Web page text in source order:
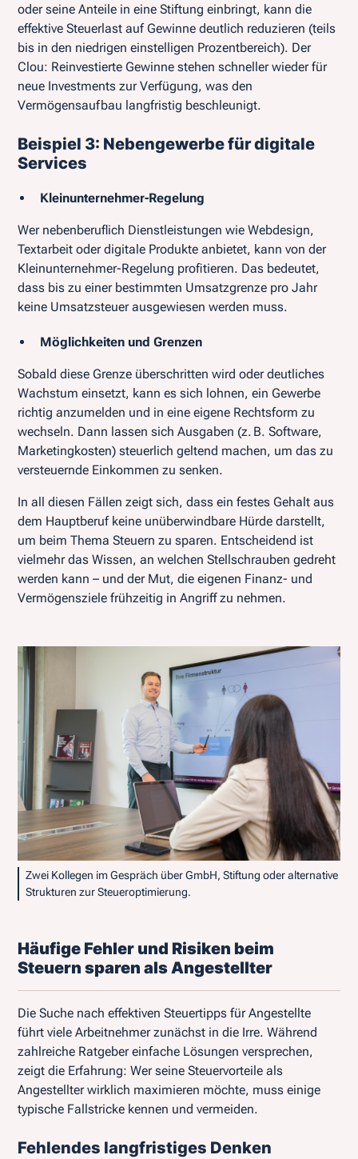
oder seine Anteile in eine Stiftung einbringt, kann die
effektive Steuerlast auf Gewinne deutlich reduzieren (teils
bis in den niedrigen einstelligen Prozentbereich). Der
Clou: Reinvestierte Gewinne stehen schneller wieder für
neue Investments zur Verfügung, was den
Vermögensaufbau langfristig beschleunigt.
Beispiel 3: Nebengewerbe für digitale
Services
Kleinunternehmer-Regelung
Wer nebenberuflich Dienstleistungen wie Webdesign,
Textarbeit oder digitale Produkte anbietet, kann von der
Kleinunternehmer-Regelung profitieren. Das bedeutet,
dass bis zu einer bestimmten Umsatzgrenze pro Jahr
keine Umsatzsteuer ausgewiesen werden muss.
Möglichkeiten und Grenzen
Sobald diese Grenze überschritten wird oder deutliches
Wachstum einsetzt, kann es sich lohnen, ein Gewerbe
richtig anzumelden und in eine eigene Rechtsform zu
wechseln. Dann lassen sich Ausgaben (z. B. Software,
Marketingkosten) steuerlich geltend machen, um das zu
versteuernde Einkommen zu senken.
In all diesen Fällen zeigt sich, dass ein festes Gehalt aus
dem Hauptberuf keine unüberwindbare Hürde darstellt,
um beim Thema Steuern zu sparen. Entscheidend ist
vielmehr das Wissen, an welchen Stellschrauben gedreht
werden kann – und der Mut, die eigenen Finanz- und
Vermögensziele frühzeitig in Angriff zu nehmen.
Zwei Kollegen im Gespräch über GmbH, Stiftung oder alternative
Strukturen zur Steueroptimierung.
Häufige Fehler und Risiken beim
Steuern sparen als Angestellter
Die Suche nach effektiven Steuertipps für Angestellte
führt viele Arbeitnehmer zunächst in die Irre. Während
zahlreiche Ratgeber einfache Lösungen versprechen,
zeigt die Erfahrung: Wer seine Steuervorteile als
Angestellter wirklich maximieren möchte, muss einige
typische Fallstricke kennen und vermeiden.
Fehlendes langfristiges Denken